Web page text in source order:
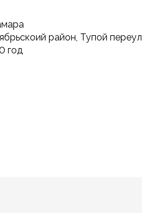
район, Тупой
год